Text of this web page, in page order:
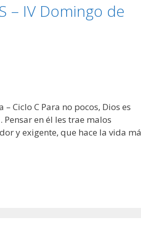
– IV Domingo de
– Ciclo C Para no pocos, Dios es
en él les trae malos
y exigente, que hace la vida